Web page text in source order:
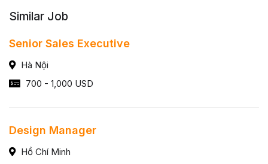
Similar Job
Senior Sales Executive
Hà Nội
700 - 1,000 USD
Design Manager
Hồ Chí Minh